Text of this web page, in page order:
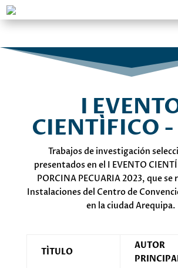
I
CIENTÍFICO
Trabajos de investigación
presentados en el I EVENTO
PORCINA PECUARIA 2023, que se
Instalaciones del Centro de
en la ciudad Arequipa.
TÍTULO
AUTOR